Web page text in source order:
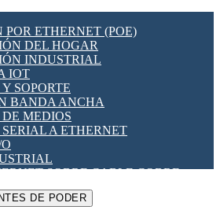
FRECUENCIA [VDF]
- INTERRUPTORES
VARIAS
REED
SÓLIDO SSR
DE POTENCIA
ETHERNET (POE)
DEL HOGAR
INDUSTRIAL
IOT
SOPORTE
BANDA ANCHA
MEDIOS
A ETHERNET
SOBRE CABLE COBRE
DE PODER